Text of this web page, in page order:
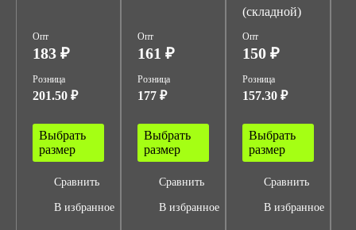
Опт
183 ₽
Розница
201.50 ₽
Выбрать
размер
Сравнить
В избранное
Опт
161 ₽
Розница
177 ₽
Выбрать
размер
Сравнить
В избранное
(складной)
Опт
150 ₽
Розница
157.30 ₽
Выбрать
размер
Сравнить
В избранное